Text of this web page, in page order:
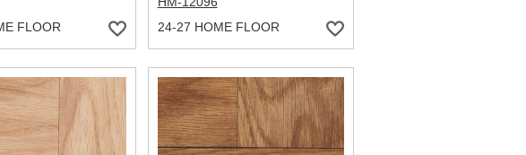
FLOOR
24-27 HOME FLOOR